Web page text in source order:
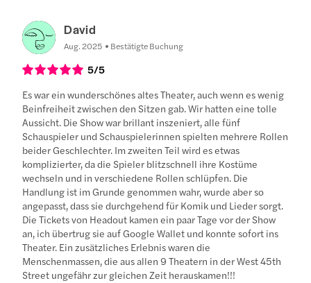
David
Aug. 2025 Bestätigte Buchung
5/5
Es war ein wunderschönes altes Theater, auch wenn es wenig
Beinfreiheit zwischen den Sitzen gab. Wir hatten eine tolle
Aussicht. Die Show war brillant inszeniert, alle fünf
Schauspieler und Schauspielerinnen spielten mehrere Rollen
beider Geschlechter. Im zweiten Teil wird es etwas
komplizierter, da die Spieler blitzschnell ihre Kostüme
wechseln und in verschiedene Rollen schlüpfen. Die
Handlung ist im Grunde genommen wahr, wurde aber so
angepasst, dass sie durchgehend für Komik und Lieder sorgt.
Die Tickets von Headout kamen ein paar Tage vor der Show
an, ich übertrug sie auf Google Wallet und konnte sofort ins
Theater. Ein zusätzliches Erlebnis waren die
Menschenmassen, die aus allen 9 Theatern in der West 45th
Street ungefähr zur gleichen Zeit herauskamen!!!